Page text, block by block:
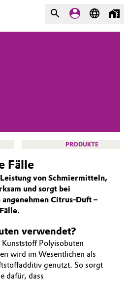
PRODUKTE
Fälle
von Schmiermitteln,
und sorgt bei
Citrus-Duft –
verwendet?
Polyisobuten
wird im Wesentlichen als
genutzt. So sorgt
dafür, dass